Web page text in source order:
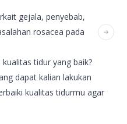
gejala, penyebab,
rosacea pada
tidur yang baik?
dapat kalian lakukan
kualitas tidurmu agar